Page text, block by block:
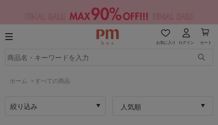
お気に入り ログイン カート
ホーム > すべての商品
絞り込み 人気順